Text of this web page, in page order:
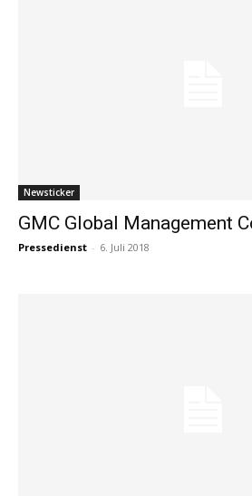
Newsticker
GMC Global Management
Pressedienst - 6. Juli 2018